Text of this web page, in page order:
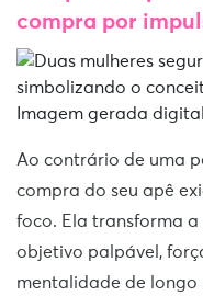
compra por
Imagem gerada
Ao contrário de uma
compra do seu apê
foco. Ela transforma a
objetivo palpável,
mentalidade de longo